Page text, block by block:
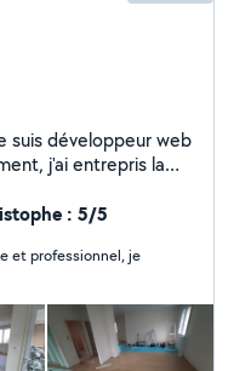
suis développeur web
j'ai entrepris la
Fort de cette
mes compétences
et maçonnerie.
: 5/5
et professionnel, je